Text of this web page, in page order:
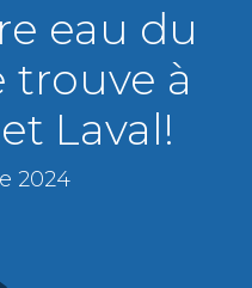
eau du
trouve à
Laval!
2024